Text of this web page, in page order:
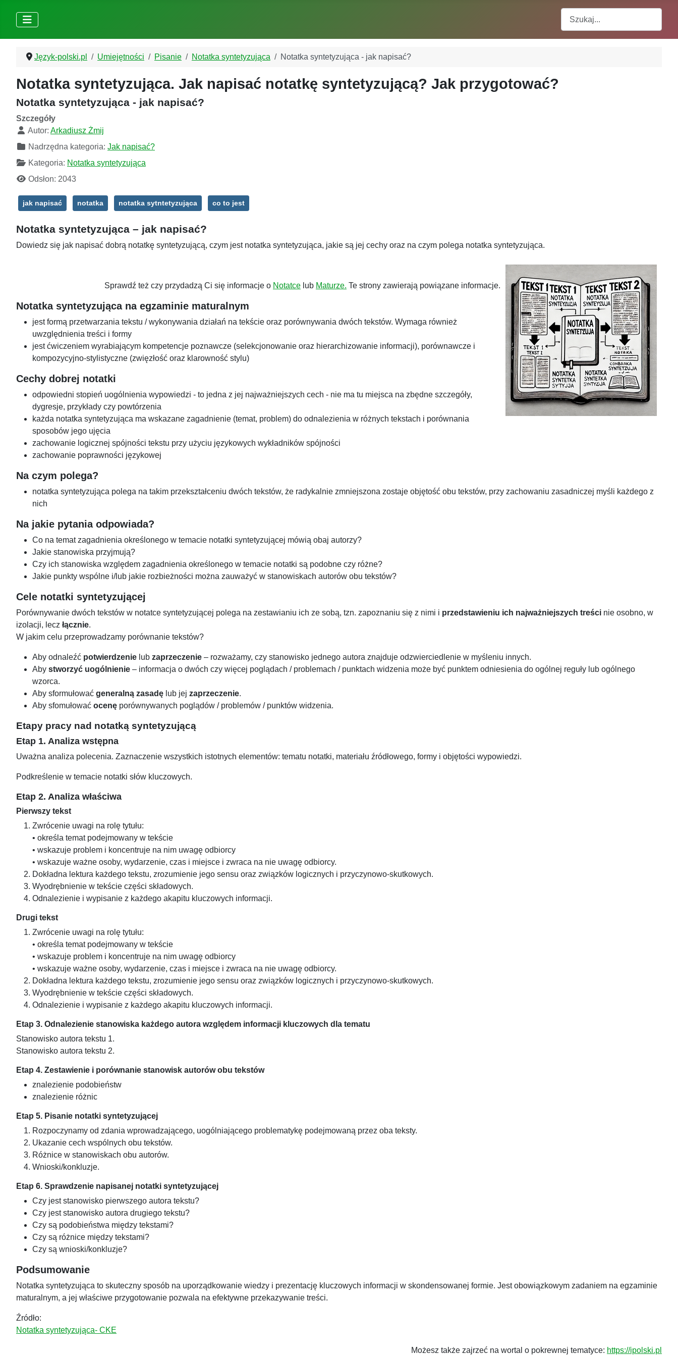
Język-polski.pl Umiejętności Pisanie Notatka syntetyzująca Notatka syntetyzująca - jak napisać?
Notatka syntetyzująca. Jak napisać notatkę syntetyzującą? Jak przygotować?
Notatka syntetyzująca - jak napisać?
Szczegóły
Autor: Arkadiusz Żmij
Nadrzędna kategoria: Jak napisać?
Kategoria: Notatka syntetyzująca
Odsłon: 2043
jak napisać notatka notatka sytntetyzująca co to jest
Notatka syntetyzująca – jak napisać?
Dowiedz się jak napisać dobrą notatkę syntetyzującą, czym jest notatka syntetyzująca, jakie są jej cechy oraz na czym polega notatka syntetyzująca.
Sprawdź też czy przydadzą Ci się informacje o Notatce lub Maturze. Te strony zawierają powiązane informacje.
Notatka syntetyzująca na egzaminie maturalnym
jest formą przetwarzania tekstu / wykonywania działań na tekście oraz porównywania dwóch tekstów. Wymaga również
uwzględnienia treści i formy
jest ćwiczeniem wyrabiającym kompetencje poznawcze (selekcjonowanie oraz hierarchizowanie informacji), porównawcze i
kompozycyjno-stylistyczne (zwięzłość oraz klarowność stylu)
Cechy dobrej notatki
odpowiedni stopień uogólnienia wypowiedzi - to jedna z jej najważniejszych cech - nie ma tu miejsca na zbędne szczegóły,
dygresje, przykłady czy powtórzenia
każda notatka syntetyzująca ma wskazane zagadnienie (temat, problem) do odnalezienia w różnych tekstach i porównania
sposobów jego ujęcia
zachowanie logicznej spójności tekstu przy użyciu językowych wykładników spójności
zachowanie poprawności językowej
Na czym polega?
notatka syntetyzująca polega na takim przekształceniu dwóch tekstów, że radykalnie zmniejszona zostaje objętość obu tekstów, przy zachowaniu zasadniczej myśli każdego z
nich
Na jakie pytania odpowiada?
Co na temat zagadnienia określonego w temacie notatki syntetyzującej mówią obaj autorzy?
Jakie stanowiska przyjmują?
Czy ich stanowiska względem zagadnienia określonego w temacie notatki są podobne czy różne?
Jakie punkty wspólne i/lub jakie rozbieżności można zauważyć w stanowiskach autorów obu tekstów?
Cele notatki syntetyzującej
Porównywanie dwóch tekstów w notatce syntetyzującej polega na zestawianiu ich ze sobą, tzn. zapoznaniu się z nimi i przedstawieniu ich najważniejszych treści nie osobno, w
izolacji, lecz łącznie.
W jakim celu przeprowadzamy porównanie tekstów?
Aby odnaleźć potwierdzenie lub zaprzeczenie – rozważamy, czy stanowisko jednego autora znajduje odzwierciedlenie w myśleniu innych.
Aby stworzyć uogólnienie – informacja o dwóch czy więcej poglądach / problemach / punktach widzenia może być punktem odniesienia do ogólnej reguły lub ogólnego
wzorca.
Aby sformułować generalną zasadę lub jej zaprzeczenie.
Aby sfomułować ocenę porównywanych poglądów / problemów / punktów widzenia.
Etapy pracy nad notatką syntetyzującą
Etap 1. Analiza wstępna
Uważna analiza polecenia. Zaznaczenie wszystkich istotnych elementów: tematu notatki, materiału źródłowego, formy i objętości wypowiedzi.
Podkreślenie w temacie notatki słów kluczowych.
Etap 2. Analiza właściwa
Pierwszy tekst
Zwrócenie uwagi na rolę tytułu:
• określa temat podejmowany w tekście
• wskazuje problem i koncentruje na nim uwagę odbiorcy
• wskazuje ważne osoby, wydarzenie, czas i miejsce i zwraca na nie uwagę odbiorcy.
Dokładna lektura każdego tekstu, zrozumienie jego sensu oraz związków logicznych i przyczynowo-skutkowych.
Wyodrębnienie w tekście części składowych.
Odnalezienie i wypisanie z każdego akapitu kluczowych informacji.
Drugi tekst
Zwrócenie uwagi na rolę tytułu:
• określa temat podejmowany w tekście
• wskazuje problem i koncentruje na nim uwagę odbiorcy
• wskazuje ważne osoby, wydarzenie, czas i miejsce i zwraca na nie uwagę odbiorcy.
Dokładna lektura każdego tekstu, zrozumienie jego sensu oraz związków logicznych i przyczynowo-skutkowych.
Wyodrębnienie w tekście części składowych.
Odnalezienie i wypisanie z każdego akapitu kluczowych informacji.
Etap 3. Odnalezienie stanowiska każdego autora względem informacji kluczowych dla tematu
Stanowisko autora tekstu 1.
Stanowisko autora tekstu 2.
Etap 4. Zestawienie i porównanie stanowisk autorów obu tekstów
znalezienie podobieństw
znalezienie różnic
Etap 5. Pisanie notatki syntetyzującej
Rozpoczynamy od zdania wprowadzającego, uogólniającego problematykę podejmowaną przez oba teksty.
Ukazanie cech wspólnych obu tekstów.
Różnice w stanowiskach obu autorów.
Wnioski/konkluzje.
Etap 6. Sprawdzenie napisanej notatki syntetyzującej
Czy jest stanowisko pierwszego autora tekstu?
Czy jest stanowisko autora drugiego tekstu?
Czy są podobieństwa między tekstami?
Czy są różnice między tekstami?
Czy są wnioski/konkluzje?
Podsumowanie
Notatka syntetyzująca to skuteczny sposób na uporządkowanie wiedzy i prezentację kluczowych informacji w skondensowanej formie. Jest obowiązkowym zadaniem na egzaminie
maturalnym, a jej właściwe przygotowanie pozwala na efektywne przekazywanie treści.
Źródło:
Notatka syntetyzująca- CKE
Możesz także zajrzeć na wortal o pokrewnej tematyce: https://ipolski.pl